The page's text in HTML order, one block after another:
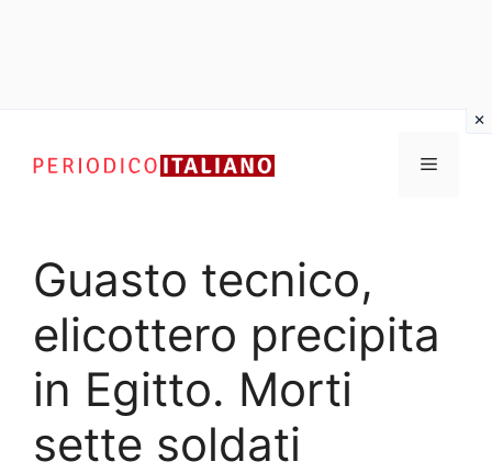
contenuto
Menu
Guasto tecnico,
elicottero precipita
in Egitto. Morti
sette soldati